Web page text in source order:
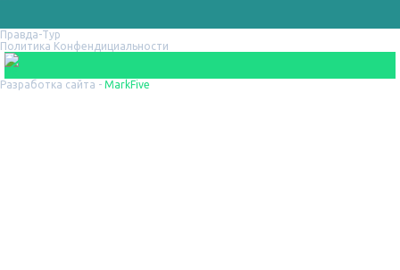
Правда-Тур
Политика Конфендициальности
Разработка сайта - MarkFive